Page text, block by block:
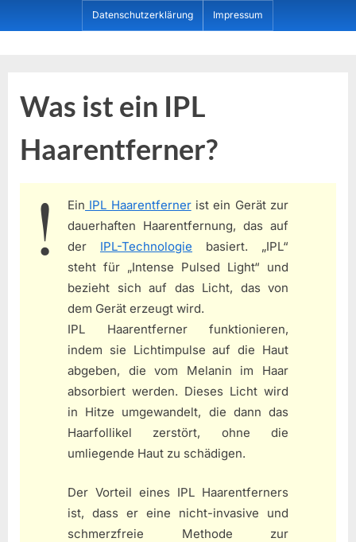
to
Datenschutzerklärung Impressum
Was ist ein IPL
Haarentferner?
Ein IPL Haarentfernerist ein Gerät zur
dauerhaften Haarentfernung, das auf
der IPL-Technologie basiert. „IPL“
steht für „Intense Pulsed Light“ und
bezieht sich auf das Licht, das von
dem Gerät erzeugt wird.
IPL Haarentferner funktionieren,
indem sie Lichtimpulse auf die Haut
abgeben, die vom Melanin im Haar
absorbiert werden. Dieses Licht wird
in Hitze umgewandelt, die dann das
Haarfollikel zerstört, ohne die
umliegende Haut zu schädigen.
Der Vorteil eines IPL Haarentferners
ist, dass er eine nicht-invasive und
schmerzfreie Methode zur